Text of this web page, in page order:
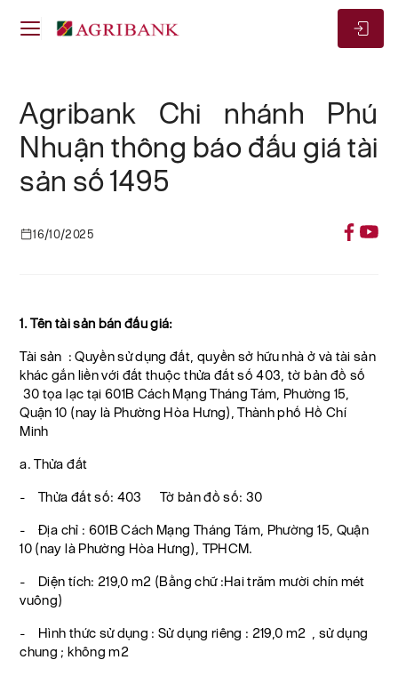
Agribank Chi nhánh Phú
Nhuận thông báo đấu giá tài
sản số 1495
16/10/2025
1. Tên tài sản bán đấu giá:
Tài sản : Quyền sử dụng đất, quyền sở hữu nhà ở và tài sản
khác gắn liền với đất thuộc thửa đất số 403, tờ bản đồ số
30 tọa lạc tại 601B Cách Mạng Tháng Tám, Phường 15,
Quận 10 (nay là Phường Hòa Hưng), Thành phố Hồ Chí
Minh
a. Thửa đất
- Thửa đất số: 403 Tờ bản đồ số: 30
- Địa chỉ : 601B Cách Mạng Tháng Tám, Phường 15, Quận
10 (nay là Phường Hòa Hưng), TPHCM.
- Diện tích: 219,0 m2 (Bằng chữ :Hai trăm mười chín mét
vuông)
- Hình thức sử dụng : Sử dụng riêng : 219,0 m2 , sử dụng
chung ; không m2